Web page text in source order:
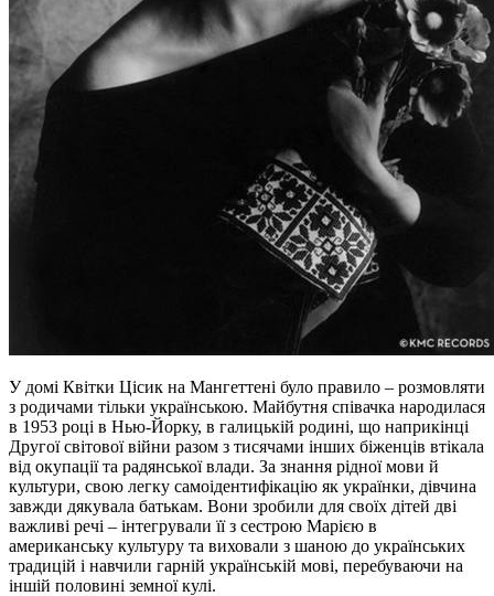
У домі Квітки Цісик на Мангеттені було правило – розмовляти
з родичами тільки українською. Майбутня співачка народилася
в 1953 році в Нью-Йорку, в галицькій родині, що наприкінці
Другої світової війни разом з тисячами інших біженців втікала
від окупації та радянської влади. За знання рідної мови й
культури, свою легку самоідентифікацію як українки, дівчина
завжди дякувала батькам. Вони зробили для своїх дітей дві
важливі речі – інтегрували її з сестрою Марією в
американську культуру та виховали з шаною до українських
традицій і навчили гарній українській мові, перебуваючи на
іншій половині земної кулі.